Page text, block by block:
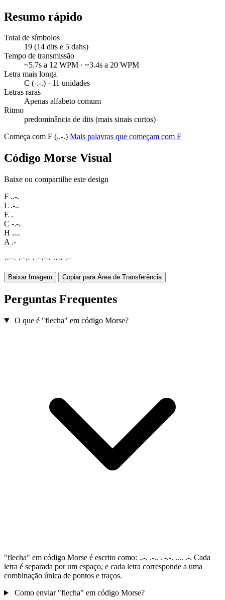
Resumo rápido
Total de símbolos
19 (14 dits e 5 dahs)
Tempo de transmissão
~5.7s a 12 WPM · ~3.4s a 20 WPM
Letra mais longa
C (-.-.) · 11 unidades
Letras raras
Apenas alfabeto comum
Ritmo
predominância de dits (mais sinais curtos)
Começa com F (..-.) Mais palavras que começam com F
Código Morse Visual
Baixe ou compartilhe este design
F ..-.
L .-..
E .
C -.-.
H ....
A .-
··−· ·−·· · −·−· ···· ·−
Baixar Imagem Copiar para Área de Transferência
Perguntas Frequentes
O que é "flecha" em código Morse?
"flecha" em código Morse é escrito como: ..-. .-.. . -.-. .... .-. Cada
letra é separada por um espaço, e cada letra corresponde a uma
combinação única de pontos e traços.
Como enviar "flecha" em código Morse?